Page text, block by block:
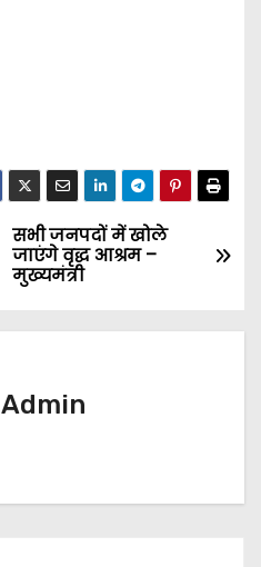
सभी जनपदों में खोले
जाएंगे वृद्ध आश्रम –
मुख्यमंत्री
Admin